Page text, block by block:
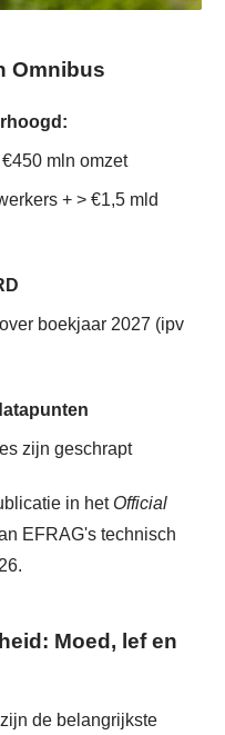
Omnibus
mln omzet
+ > €1,5 mld
boekjaar 2027 (ipv
zijn geschrapt
in het Official
EFRAG's technisch
Moed, lef en
de belangrijkste